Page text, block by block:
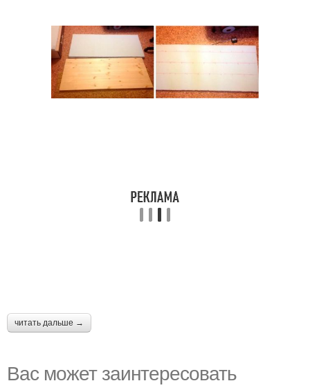
читать дальше →
Вас может заинтересовать